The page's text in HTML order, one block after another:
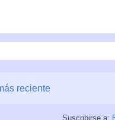
reciente
Suscribirse a: